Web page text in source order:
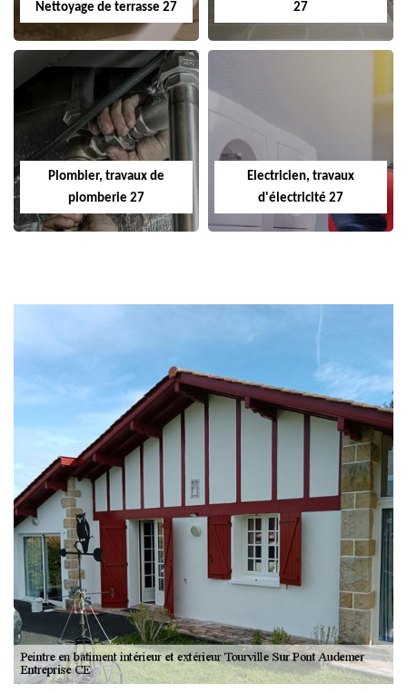
Nettoyage de terrasse 27
27
Plombier, travaux de
plomberie 27
Electricien, travaux
d'électricité 27